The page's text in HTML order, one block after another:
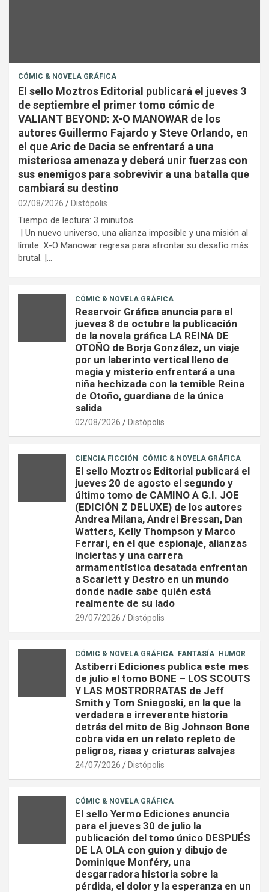
CÓMIC & NOVELA GRÁFICA
El sello Moztros Editorial publicará el jueves 3
de septiembre el primer tomo cómic de
VALIANT BEYOND: X-O MANOWAR de los
autores Guillermo Fajardo y Steve Orlando, en
el que Aric de Dacia se enfrentará a una
misteriosa amenaza y deberá unir fuerzas con
sus enemigos para sobrevivir a una batalla que
cambiará su destino
02/08/2026 Distópolis
Tiempo de lectura: 3 minutos
| Un nuevo universo, una alianza imposible y una misión al
límite: X-O Manowar regresa para afrontar su desafío más
brutal. |…
CÓMIC & NOVELA GRÁFICA
Reservoir Gráfica anuncia para el
jueves 8 de octubre la publicación
de la novela gráfica LA REINA DE
OTOÑO de Borja González, un viaje
por un laberinto vertical lleno de
magia y misterio enfrentará a una
niña hechizada con la temible Reina
de Otoño, guardiana de la única
salida
02/08/2026 Distópolis
CIENCIA FICCIÓN CÓMIC & NOVELA GRÁFICA
El sello Moztros Editorial publicará el
jueves 20 de agosto el segundo y
último tomo de CAMINO A G.I. JOE
(EDICIÓN Z DELUXE) de los autores
Andrea Milana, Andrei Bressan, Dan
Watters, Kelly Thompson y Marco
Ferrari, en el que espionaje, alianzas
inciertas y una carrera
armamentística desatada enfrentan
a Scarlett y Destro en un mundo
donde nadie sabe quién está
realmente de su lado
29/07/2026 Distópolis
CÓMIC & NOVELA GRÁFICA FANTASÍA HUMOR
Astiberri Ediciones publica este mes
de julio el tomo BONE – LOS SCOUTS
Y LAS MOSTRORRATAS de Jeff
Smith y Tom Sniegoski, en la que la
verdadera e irreverente historia
detrás del mito de Big Johnson Bone
cobra vida en un relato repleto de
peligros, risas y criaturas salvajes
24/07/2026 Distópolis
CÓMIC & NOVELA GRÁFICA
El sello Yermo Ediciones anuncia
para el jueves 30 de julio la
publicación del tomo único DESPUÉS
DE LA OLA con guion y dibujo de
Dominique Monféry, una
desgarradora historia sobre la
pérdida, el dolor y la esperanza en un